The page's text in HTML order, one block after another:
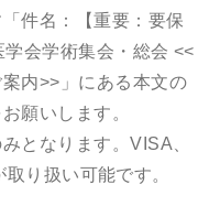
件名：【重要：要保
会学術集会・総会 <<
内>>」にある本文の
願いします。
となります。VISA、
り扱い可能です。